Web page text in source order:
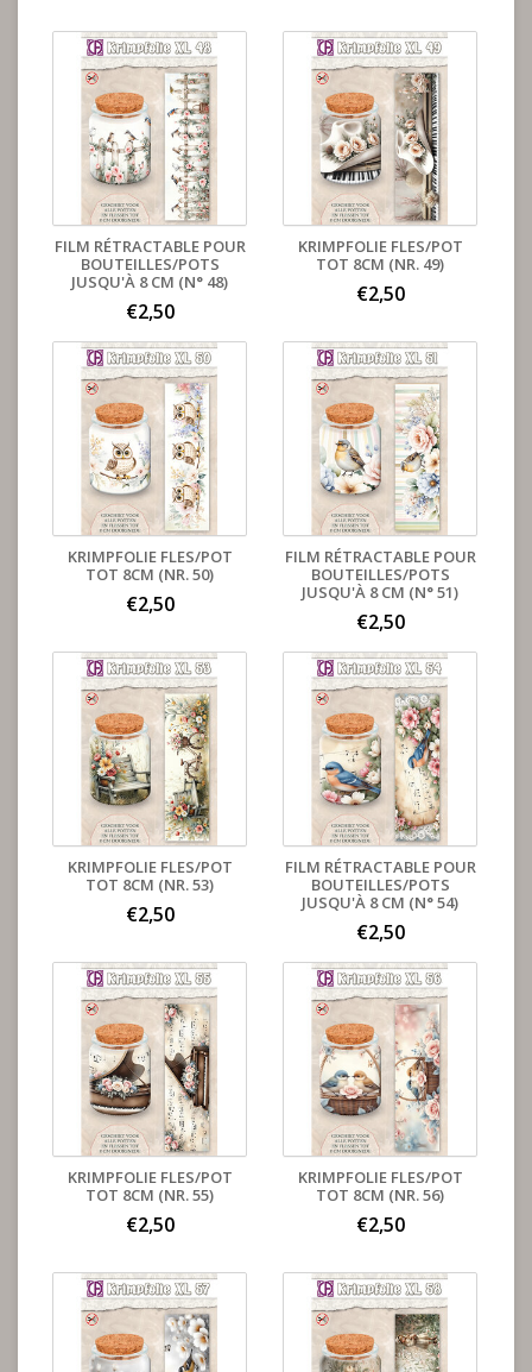
FILM RÉTRACTABLE POUR
BOUTEILLES/POTS
JUSQU'À 8 CM (N° 48)
€2,50
KRIMPFOLIE FLES/POT
TOT 8CM (NR. 49)
€2,50
KRIMPFOLIE FLES/POT
TOT 8CM (NR. 50)
€2,50
FILM RÉTRACTABLE POUR
BOUTEILLES/POTS
JUSQU'À 8 CM (N° 51)
€2,50
KRIMPFOLIE FLES/POT
TOT 8CM (NR. 53)
€2,50
FILM RÉTRACTABLE POUR
BOUTEILLES/POTS
JUSQU'À 8 CM (N° 54)
€2,50
KRIMPFOLIE FLES/POT
TOT 8CM (NR. 55)
€2,50
KRIMPFOLIE FLES/POT
TOT 8CM (NR. 56)
€2,50